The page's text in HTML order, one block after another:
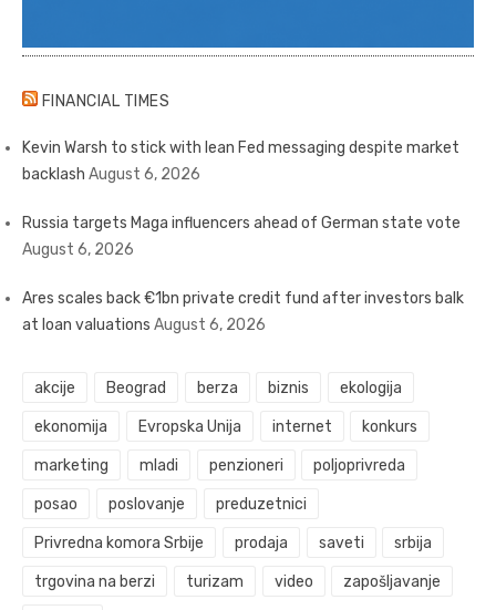
FINANCIAL TIMES
Kevin Warsh to stick with lean Fed messaging despite market
backlash August 6, 2026
Russia targets Maga influencers ahead of German state vote
August 6, 2026
Ares scales back €1bn private credit fund after investors balk
at loan valuations August 6, 2026
akcije Beograd berza biznis ekologija
ekonomija Evropska Unija internet konkurs
marketing mladi penzioneri poljoprivreda
posao poslovanje preduzetnici
Privredna komora Srbije prodaja saveti srbija
trgovina na berzi turizam video zapošljavanje